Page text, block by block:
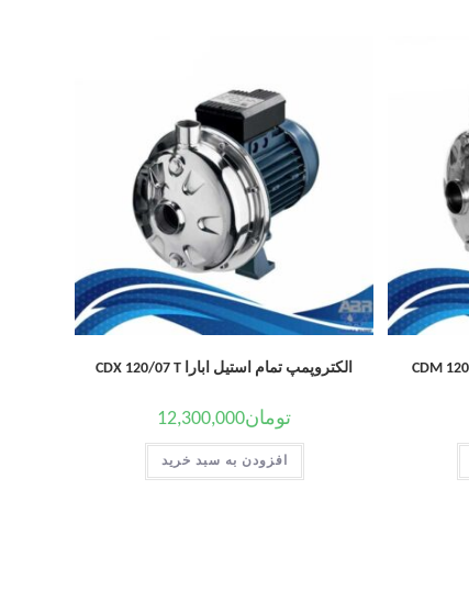
الکتروپمپ تمام استیل ابارا CDX 120/07 T
تومان12,300,000
افزودن به سبد خرید